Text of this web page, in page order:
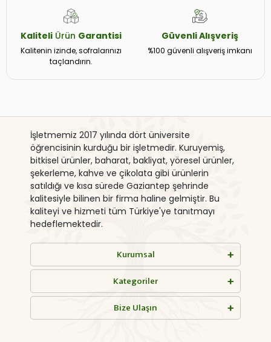
Kaliteli Ürün Garantisi
Kalitenin izinde, sofralarınızı
taçlandırın.
GüvenliAlışveriş
%100 güvenli alışveriş imkanı
İşletmemiz 2017 yılında dört üniversite
öğrencisinin kurduğu bir işletmedir. Kuruyemiş,
bitkisel ürünler, baharat, bakliyat, yöresel ürünler,
şekerleme, kahve ve çikolata gibi ürünlerin
satıldığı ve kısa sürede Gaziantep şehrinde
kalitesiyle bilinen bir firma haline gelmiştir. Bu
kaliteyi ve hizmeti tüm Türkiye'ye tanıtmayı
hedeflemektedir.
Kurumsal
Kategoriler
Bize Ulaşın